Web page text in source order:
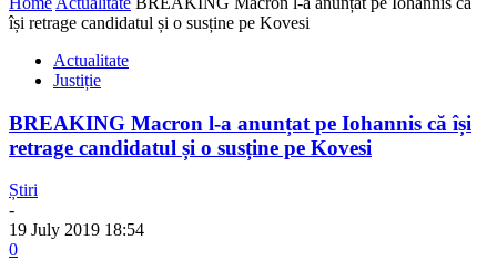
își retrage candidatul și o susține pe Kovesi
Actualitate
Justiție
BREAKING Macron l-a anunțat pe Iohannis că își
retrage candidatul și o susține pe Kovesi
Știri
-
19 July 2019 18:54
0